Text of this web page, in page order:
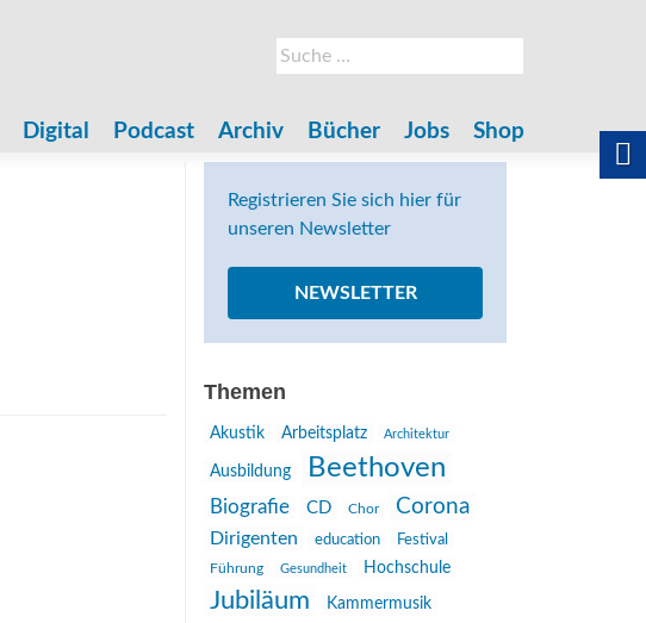
Suche
nach:
Digital Podcast Archiv Bücher Jobs Shop
Registrieren Sie sich hier für
unseren Newsletter
NEWSLETTER
Themen
Akustik Arbeitsplatz Architektur
Ausbildung Beethoven
Biografie CD Chor Corona
Dirigenten education
Festival
Führung
Gesundheit Hochschule
Jubiläum Kammermusik